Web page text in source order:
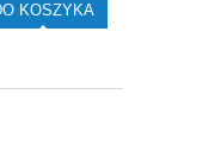
KOSZYKA